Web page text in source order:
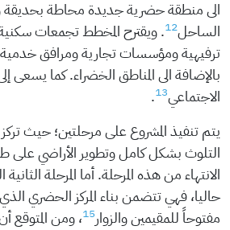
الى منطقة حضرية جديدة محاطة
الساحل12. ويقترح المخطط تجمعات
ترفيهية ومؤسسات تجارية ومرافق خدمية
بالإضافة الى المناطق الخضراء. كما يسعى
الاجتماعي13
.
يتم تنفيذ المشروع على مرحلتين؛ حيث تركز
التلوث بشكل كامل وتطوير الأراضي على
الانتهاء من هذه المرحلة. أما المرحلة
حاليا، فهي تتضمن بناء المركز الحضري
مفتوحاً للمقيمين والزوار15، ومن المتوقع